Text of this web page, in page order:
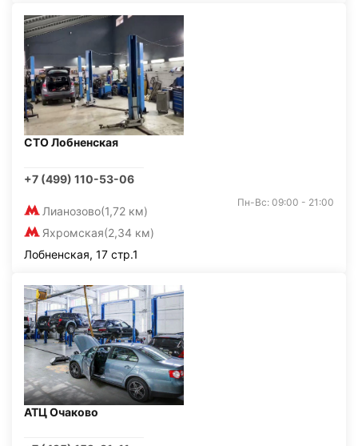
СТО Лобненская
+7 (499) 110-53-06
Лианозово(1,72 км)
Яхромская(2,34 км)
Пн-Вс: 09:00 - 21:00
Лобненская, 17 стр.1
АТЦ Очаково